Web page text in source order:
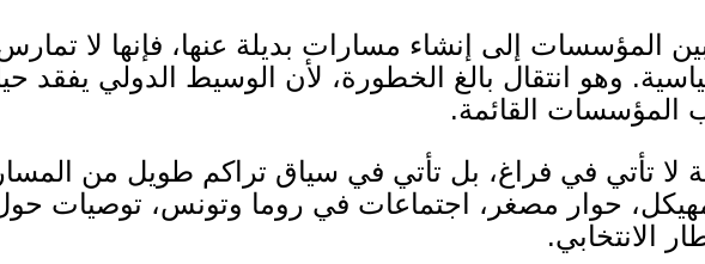
المؤسسات إلى إنشاء مسارات بديلة عنها، فإنها لا
. وهو انتقال بالغ الخطورة، لأن الوسيط الدولي يفقد
المؤسسات القائمة.
لا تأتي في فراغ، بل تأتي في سياق تراكم طويل من
حوار مصغر، اجتماعات في روما وتونس، توصيات
الانتخابي.